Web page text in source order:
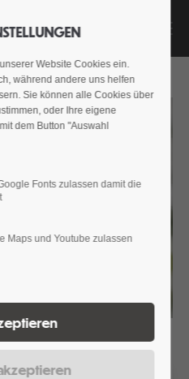
leider nicht.
leider nicht.
leider nicht.
leider nicht.
Website Cookies ein.
während andere uns helfen
Sie können alle Cookies über
oder Ihre eigene
dem Button "Auswahl
Fonts zulassen damit die
Maps und Youtube zulassen